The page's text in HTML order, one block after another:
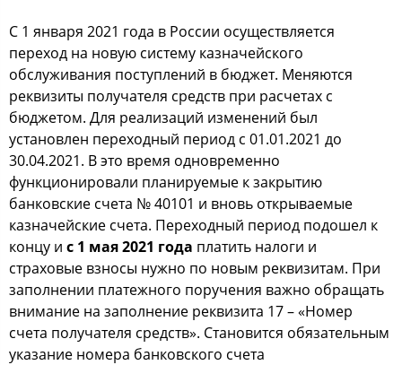
С 1 января 2021 года в России осуществляется
переход на новую систему казначейского
обслуживания поступлений в бюджет. Меняются
реквизиты получателя средств при расчетах с
бюджетом. Для реализаций изменений был
установлен переходный период с 01.01.2021 до
30.04.2021. В это время одновременно
функционировали планируемые к закрытию
банковские счета № 40101 и вновь открываемые
казначейские счета. Переходный период подошел к
концу и с 1 мая 2021 года платить налоги и
страховые взносы нужно по новым реквизитам. При
заполнении платежного поручения важно обращать
внимание на заполнение реквизита 17 – «Номер
счета получателя средств». Становится обязательным
указание номера банковского счета